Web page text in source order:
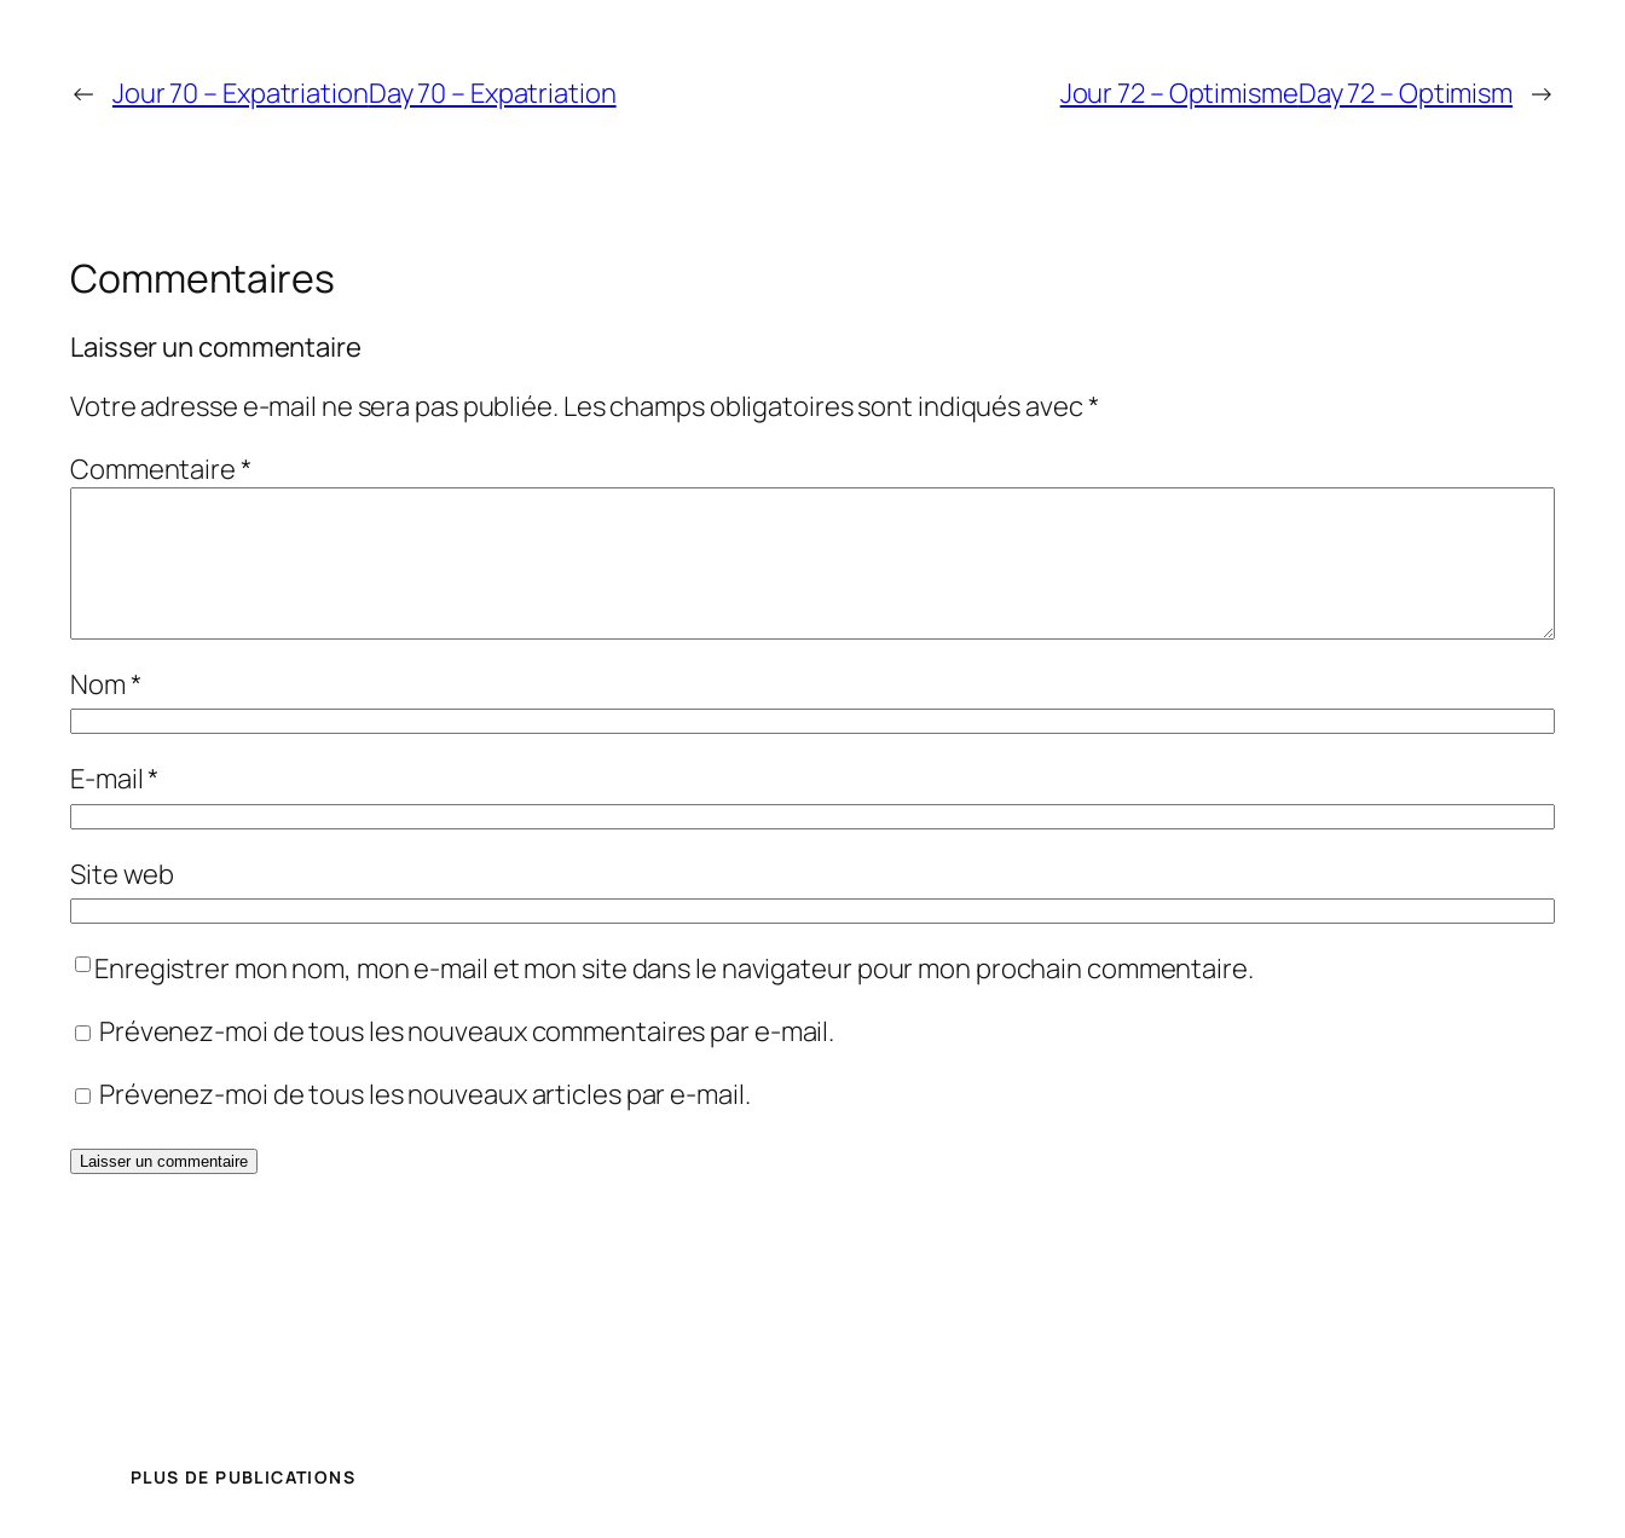
← Jour 70 – ExpatriationDay 70 – Expatriation Jour 72 – OptimismeDay 72 – Optimism →
Commentaires
Laisser un commentaire
Votre adresse e-mail ne sera pas publiée. Les champs obligatoires sont indiqués avec*
Commentaire*
Nom*
E-mail*
Site web
Enregistrer mon nom, mon e-mail et mon site dans le navigateur pour mon prochain commentaire.
Prévenez-moi de tous les nouveaux commentaires par e-mail.
Prévenez-moi de tous les nouveaux articles par e-mail.
PLUS DE PUBLICATIONS